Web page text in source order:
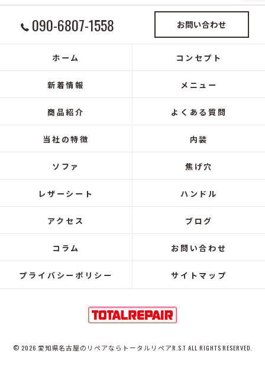
090-6807-1558 お問い合わせ
ホーム コンセプト
新着情報 メニュー
商品紹介 よくある質問
当社の特徴 内装
ソファ 焦げ穴
レザーシート ハンドル
アクセス ブログ
コラム お問い合わせ
プライバシーポリシー サイトマップ
© 2026 愛知県名古屋のリペアならトータルリペアR.S.T ALL RIGHTS RESERVED.